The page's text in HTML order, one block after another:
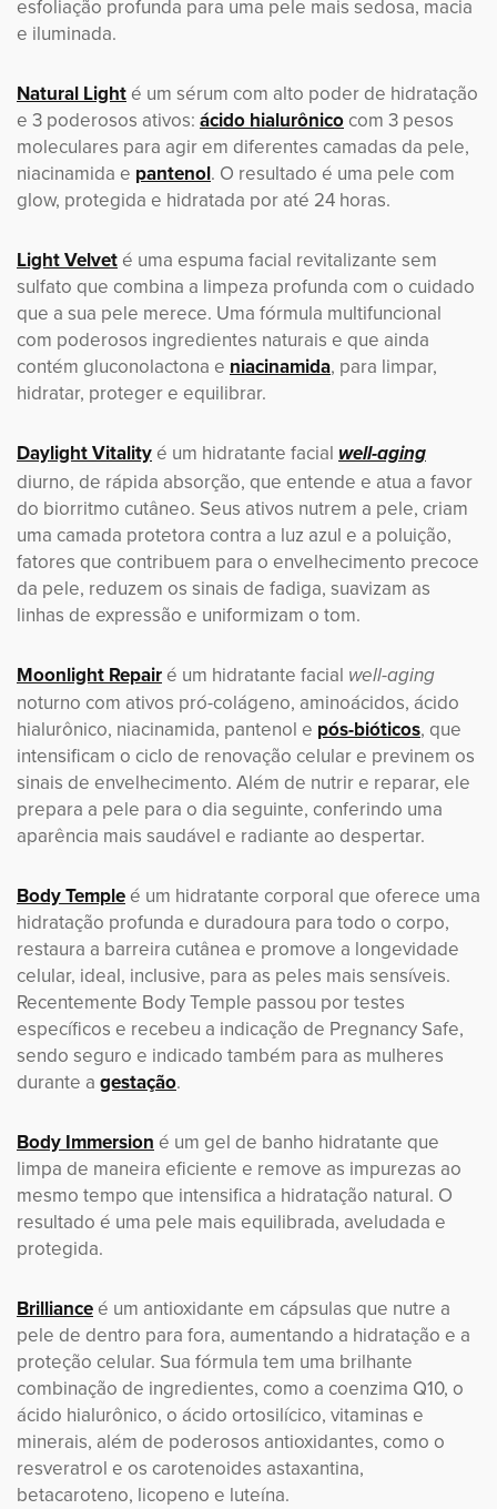
esfoliação profunda para uma pele mais sedosa, macia
e iluminada.
Natural Lighté um sérum com alto poder de hidratação
e 3 poderosos ativos: ácido hialurônicocom 3 pesos
moleculares para agir em diferentes camadas da pele,
niacinamida e pantenol. O resultado é uma pele com
glow, protegida e hidratada por até 24 horas.
Light Velveté uma espuma facial revitalizante sem
sulfato que combina a limpeza profunda com o cuidado
que a sua pele merece. Uma fórmula multifuncional
com poderosos ingredientes naturais e que ainda
contém gluconolactona e niacinamida, para limpar,
hidratar, proteger e equilibrar.
Daylight Vitalityé um hidratante facial well-aging
diurno, de rápida absorção, que entende e atua a favor
do biorritmo cutâneo. Seus ativos nutrem a pele, criam
uma camada protetora contra a luz azul e a poluição,
fatores que contribuem para o envelhecimento precoce
da pele, reduzem os sinais de fadiga, suavizam as
linhas de expressão e uniformizam o tom.
Moonlight Repairé um hidratante facial well-aging
noturno com ativos pró-colágeno, aminoácidos, ácido
hialurônico, niacinamida, pantenol e pós-bióticos, que
intensificam o ciclo de renovação celular e previnem os
sinais de envelhecimento. Além de nutrir e reparar, ele
prepara a pele para o dia seguinte, conferindo uma
aparência mais saudável e radiante ao despertar.
Body Templeé um hidratante corporal que oferece uma
hidratação profunda e duradoura para todo o corpo,
restaura a barreira cutânea e promove a longevidade
celular, ideal, inclusive, para as peles mais sensíveis.
Recentemente Body Temple passou por testes
específicos e recebeu a indicação de Pregnancy Safe,
sendo seguro e indicado também para as mulheres
durante a gestação.
Body Immersion é um gel de banho hidratante que
limpa de maneira eficiente e remove as impurezas ao
mesmo tempo que intensifica a hidratação natural. O
resultado é uma pele mais equilibrada, aveludada e
protegida.
Brillianceé um antioxidante em cápsulas que nutre a
pele de dentro para fora, aumentando a hidratação e a
proteção celular. Sua fórmula tem uma brilhante
combinação de ingredientes, como a coenzima Q10, o
ácido hialurônico, o ácido ortosilícico, vitaminas e
minerais, além de poderosos antioxidantes, como o
resveratrol e os carotenoides astaxantina,
betacaroteno, licopeno e luteína.